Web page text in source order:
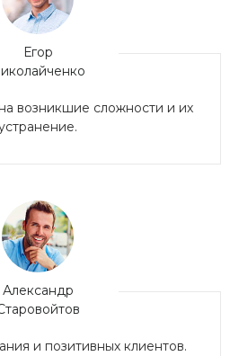
Егор
возникшие сложности и их
Александр
и позитивных клиентов.